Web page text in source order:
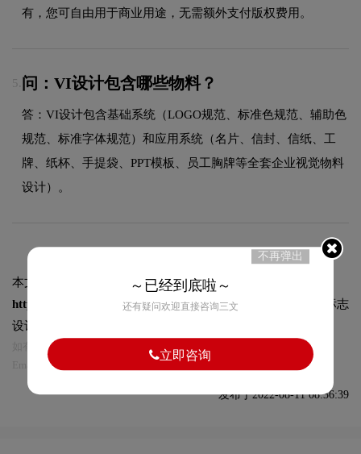
有，您可自由用于商业用途，无需额外支付版权费用。
5. 问：VI设计包含哪些物料？
答：VI设计包含基础系统（LOGO规范、标准色规范、辅助色
规范、标准字体规范）和应用系统（名片、信封、信纸、工
牌、纸杯、手提袋、PPT模板、员工胸牌等全套企业视觉物料
设计）。
本文标题和链接
好集荟字体图片:
https://logo9.net/works/9561.html转载时请注明出处为诗宸标志
设计及本链接!
如有内容侵犯您的合法权益，请及时与我们联系
Email:75696531@qq.com，我们将第一时间安排删除。
发布于2022-08-11 08:36:39
不再弹出
～已经到底啦～
还有疑问欢迎直接咨询三文
立即咨询